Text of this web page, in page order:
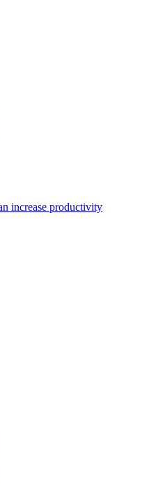
increase productivity